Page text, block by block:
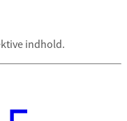
indhold.